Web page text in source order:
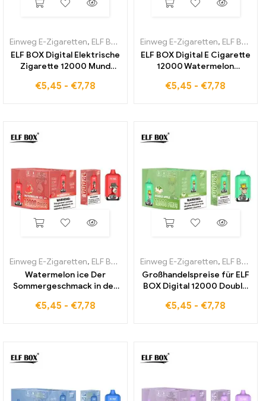
Einweg E-Zigaretten, ELF BOX Digital 12000
ELF BOX Digital Elektrische
Zigarette 12000 Mund
€5,45 - €7,78
Einweg E-Zigaretten, ELF BOX Digital 12000
ELF BOX Digital E Cigarette
12000 Watermelon
ist ein weltweiter Hit
€5,45 - €7,78
Einweg E-Zigaretten, ELF BOX Digital 12000
Watermelon ice Der
Sommergeschmack in der
€5,45 - €7,78
Einweg E-Zigaretten, ELF BOX Digital 12000
Großhandelspreise für ELF
BOX Digital 12000 Double
Enthusiasten
€5,45 - €7,78